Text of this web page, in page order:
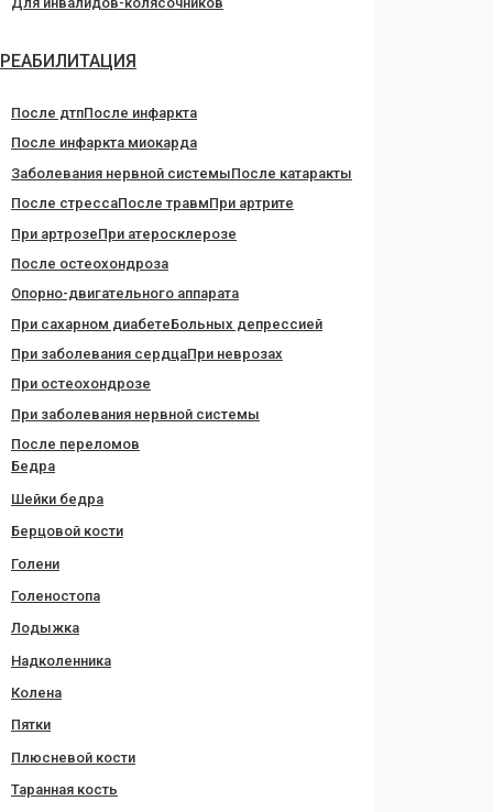
РЕАБИЛИТАЦИЯ
После дтпПосле инфаркта
После инфаркта миокарда
Заболевания нервной системыПосле катаракты
После стрессаПосле травмПри артрите
При артрозеПри атеросклерозе
После остеохондроза
Опорно-двигательного аппарата
При сахарном диабетеБольных депрессией
При заболевания сердцаПри неврозах
При остеохондрозе
При заболевания нервной системы
После переломов
Бедра
Шейки бедра
Берцовой кости
Голени
Голеностопа
Лодыжка
Надколенника
Колена
Пятки
Плюсневой кости
Таранная кость